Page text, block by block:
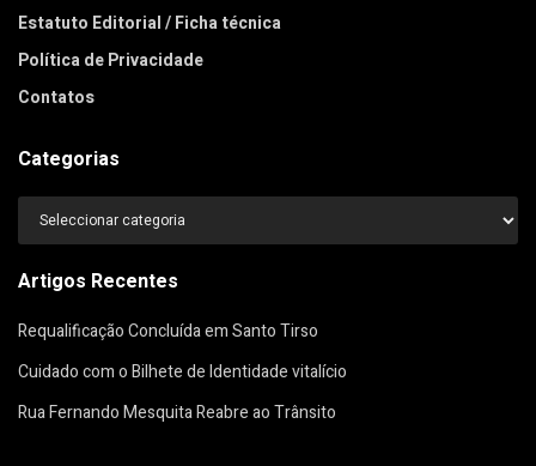
Estatuto Editorial / Ficha técnica
Política de Privacidade
Contatos
Categorias
Categorias
Artigos Recentes
Requalificação Concluída em Santo Tirso
Cuidado com o Bilhete de Identidade vitalício
Rua Fernando Mesquita Reabre ao Trânsito